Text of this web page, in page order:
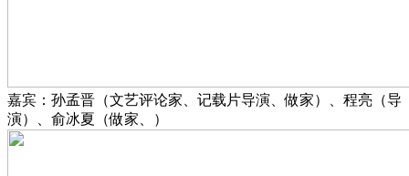
嘉宾：孙孟晋（文艺评论家、记载片导演、做家）、程亮（导
演）、俞冰夏（做家、）